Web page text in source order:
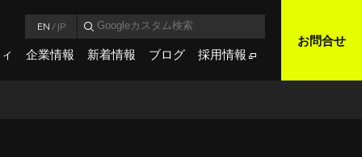
企業情報 新着情報 ブログ 採用情報
お問合せ
EN / JP